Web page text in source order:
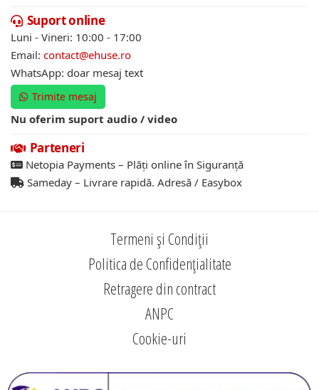
Suport online
Luni - Vineri: 10:00 - 17:00
Email: contact@ehuse.ro
WhatsApp: doar mesaj text
Trimite mesaj
Nu oferim suport audio / video
Parteneri
Netopia Payments – Plăți online în Siguranță
Sameday – Livrare rapidă. Adresă / Easybox
Termeni și Condiții
Politica de Confidențialitate
Retragere din contract
ANPC
Cookie-uri